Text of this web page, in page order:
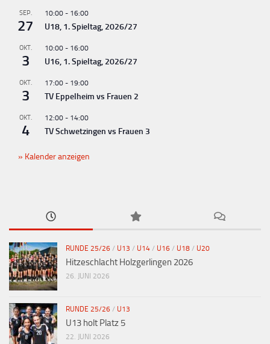
-
a
i
a
i
SEP.
27
10:00 - 16:00
U18, 1. Spieltag, 2026/27
OKT.
3
10:00 - 16:00
U16, 1. Spieltag, 2026/27
OKT.
3
17:00 - 19:00
TV Eppelheim vs Frauen 2
OKT.
4
12:00 - 14:00
TV Schwetzingen vs Frauen 3
Kalender anzeigen
RUNDE 25/26 / U13 / U14 / U16 / U18 / U20
Hitzeschlacht Holzgerlingen 2026
26. JUNI 2026
RUNDE 25/26 / U13
U13 holt Platz 5
22. JUNI 2026